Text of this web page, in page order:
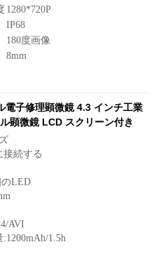
1280*720P
IP68
180度画像
8mm
電子修理顕微鏡 4.3 インチ工業
顕微鏡 LCD スクリーン付き
接続する
LED
AVI
1.5h